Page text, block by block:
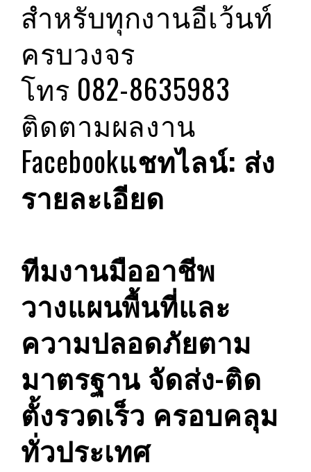
สำหรับทุกงานอีเว้นท์
ครบวงจร
โทร 082-8635983
ติดตามผลงาน
Facebookแชทไลน์: ส่ง
รายละเอียด
ทีมงานมืออาชีพ
วางแผนพื้นที่และ
ความปลอดภัยตาม
มาตรฐาน จัดส่ง-ติด
ตั้งรวดเร็ว ครอบคลุม
ทั่วประเทศ